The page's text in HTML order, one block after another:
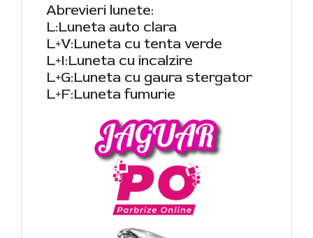
Abrevieri lunete:
L:Luneta auto clara
L+V:Luneta cu tenta verde
L+I:Luneta cu incalzire
L+G:Luneta cu gaura stergator
L+F:Luneta fumurie